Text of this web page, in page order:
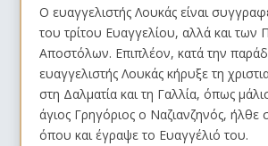
Ο ευαγγελιστής Λουκάς είναι
του τρίτου Ευαγγελίου, αλλά και των
Αποστόλων. Επιπλέον, κατά την
ευαγγελιστής Λουκάς κήρυξε τη
στη Δαλματία και τη Γαλλία, όπως
άγιος Γρηγόριος ο Ναζιανζηνός, ήλθε
όπου και έγραψε το Ευαγγέλιό του.